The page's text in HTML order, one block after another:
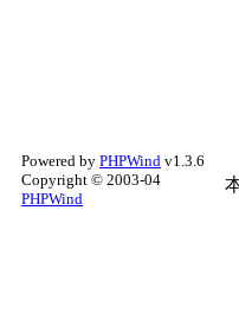
Powered by PHPWind v1.3.6
Copyright © 2003-04
PHPWind